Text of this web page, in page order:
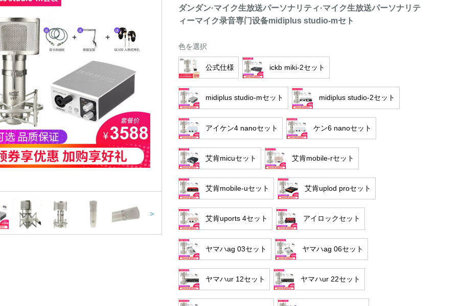
>
ダンダン·マイク生放送パーソナリティ·マイク生放送パーソナリテ
ィーマイク录音専门设备midiplus studio-mセト
色を選択
公式仕様 ickb miki-2セット
midiplus studio-mセット midiplus studio-2セット
アイケン4 nanoセット ケン6 nanoセット
艾肯micuセット 艾肯mobile-rセット
艾肯mobile-uセット 艾肯uplod proセット
艾肯uports 4セット アイロックセット
ヤマハag 03セット ヤマハag 06セット
ヤマハur 12セット ヤマハur 22セット